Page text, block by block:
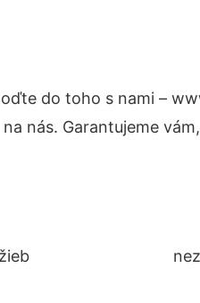
do toho s nami –
na nás. Garantujeme